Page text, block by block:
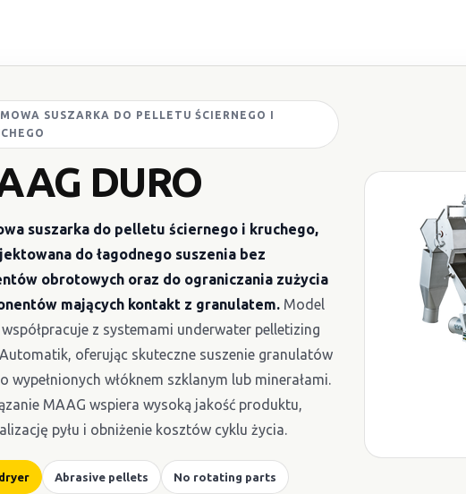
SUSZARKA DO PELLETU ŚCIERNEGO I
DURO
suszarka do pelletu ściernego i kruchego,
do łagodnego suszenia bez
obrotowych oraz do ograniczania zużycia
mających kontakt z granulatem. Model
współpracuje z systemami underwater pelletizing
oferując skuteczne suszenie granulatów
wypełnionych włóknem szklanym lub minerałami.
MAAG wspiera wysoką jakość produktu,
pyłu i obniżenie kosztów cyklu życia.
Abrasive pellets No rotating parts